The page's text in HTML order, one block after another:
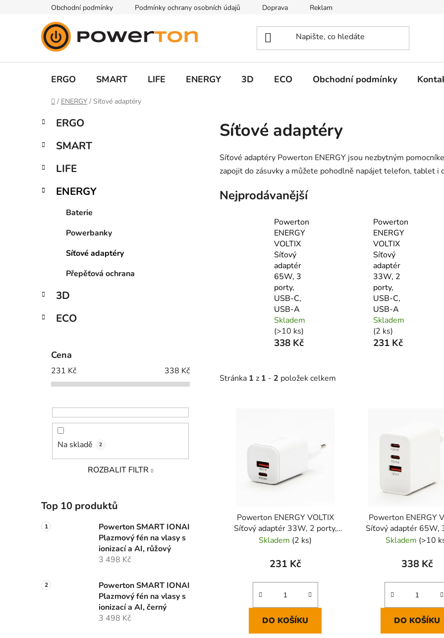
Obchodní podmínky Podmínky ochrany osobních údajů Doprava Reklamace
ERGO SMART LIFE ENERGY 3D ECO Obchodní podmínky
Domů
/ ENERGY / Síťové adaptéry
P
s
r
n
Přeskočit
kategorie
K
a
e
o
i
ERGO
SMART
LIFE
ENERGY
Baterie
Powerbanky
Síťové adaptéry
Přepěťová ochrana
3D
ECO
Cena
231 Kč 338 Kč
Na skladě 2
ROZBALIT FILTR
Top 10 produktů
Powerton SMART IONAI
Plazmový fén na vlasy s
ionizací a AI, růžový
3 498 Kč
Powerton SMART IONAI
Plazmový fén na vlasy s
ionizací a AI, černý
3 498 Kč
Síťové adaptéry
Síťové adaptéry Powerton ENERGY jsou nezbytným
zapojit do zásuvky a můžete pohodlně napájet telefon, tablet i
Nejprodávanější
Powerton
ENERGY
VOLTIX
Síťový
adaptér
65W, 3
porty,
USB-C,
USB-A
Skladem
(>10 ks)
338 Kč
Powerton
ENERGY
VOLTIX
Síťový
adaptér
33W, 2
porty,
USB-C,
USB-A
Skladem
(2 ks)
231 Kč
Stránka 1 z 1 - 2 položek celkem
Powerton ENERGY VOLTIX
Síťový adaptér 33W, 2 porty,
USB-C, USB-A
Skladem (2 ks)
231 Kč
DO KOŠÍKU
Powerton ENERGY
Síťový adaptér 65W,
USB-C, USB-
Skladem (>10
338 Kč
DO KOŠÍKU